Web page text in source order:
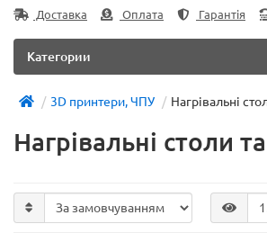
Доставка Оплата Гарантія
Категории
3D принтери, ЧПУ Нагрівальні
Нагрівальні столи